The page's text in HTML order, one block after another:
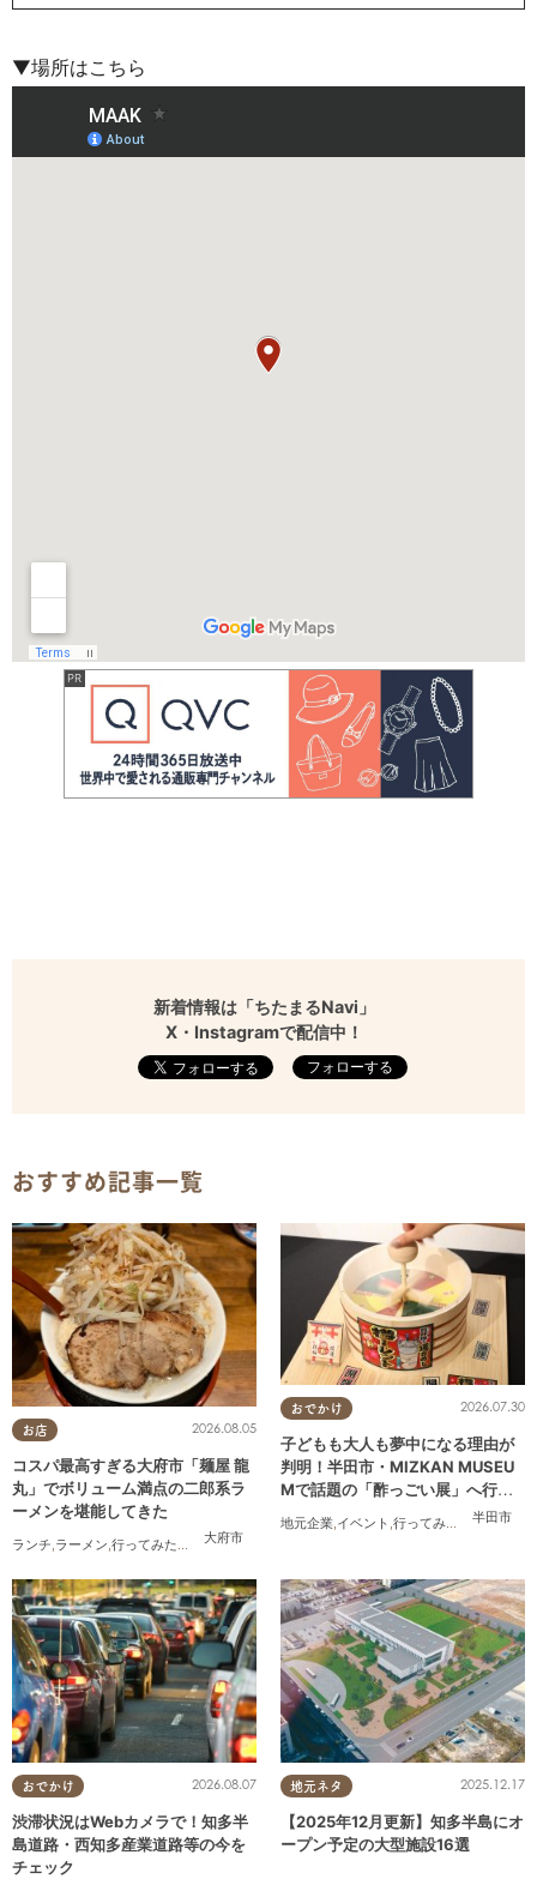
▼場所はこちら
新着情報は「ちたまるNavi」
X・Instagramで配信中！
フォローする
おすすめ記事一覧
お店
大府市
2026.08.05
コスパ最高すぎる大府市「麺屋 龍
丸」でボリューム満点の二郎系ラ
ーメンを堪能してきた
ランチ ラーメン 行ってみたレポ ,おひとりさま
おでかけ
半田市
2026.07.30
子どもも大人も夢中になる理由が
判明！半田市・MIZKAN MUSEU
Mで話題の「酢っごい展」へ行っ
てみた｜7/25(土)～8/30(日)／ち
たまる広告
地元企業,イベント ,行ってみたレポ ,ちたま
おでかけ 2026.08.07
渋滞状況はWebカメラで！知多半
島道路・西知多産業道路等の今を
チェック
地元ネタ 2025.12.17
【2025年12月更新】知多半島にオ
ープン予定の大型施設16選